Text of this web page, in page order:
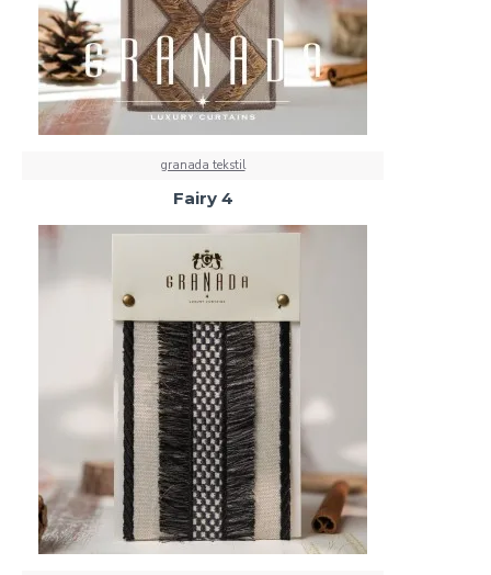
granada tekstil
Fairy 4